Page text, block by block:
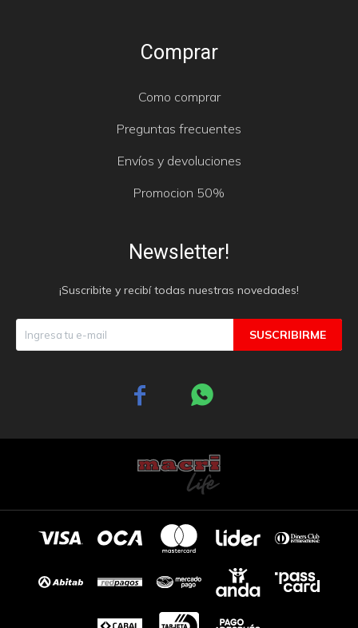
Comprar
Como comprar
Preguntas frecuentes
Envíos y devoluciones
Promocion 50%
Newsletter!
¡Suscribite y recibí todas nuestras novedades!
SUSCRIBIRME
 